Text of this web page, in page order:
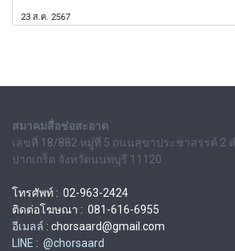
23 ส.ค. 2567
สมาคมสื่อช่อสะอาด
เลขที่ 18/882 หมู่ที่ 5 ถนนสุขาประชาสรรค์ 2
ปากเกร็ด จังหวัดนนทบุรี 11120
โทรศัพท์ : 02-963-2424
ติดต่อโฆษณา : 081-616-6955
อีเมลล์ : chorsaard@gmail.com
LINE : @chorsaard